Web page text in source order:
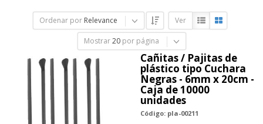
Ordenar por Relevance Ver
Mostrar 20 por página
Cañitas / Pajitas de
plástico tipo Cuchara
Negras - 6mm x 20cm -
Caja de 10000
unidades
Código: pla-00211